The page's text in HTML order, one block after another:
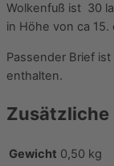
Wolkenfuß ist 30
in Höhe von ca
Passender Brief
enthalten.
Zusätzliche
Gewicht 0,50 kg